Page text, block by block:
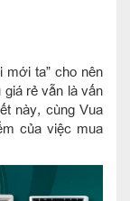
mới ta” cho nên
rẻ vẫn là vấn
này, cùng Vua
của việc mua